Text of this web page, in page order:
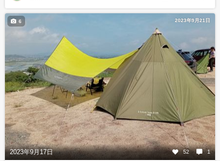
2023年9月21日
2023年9月17日 52 1
6